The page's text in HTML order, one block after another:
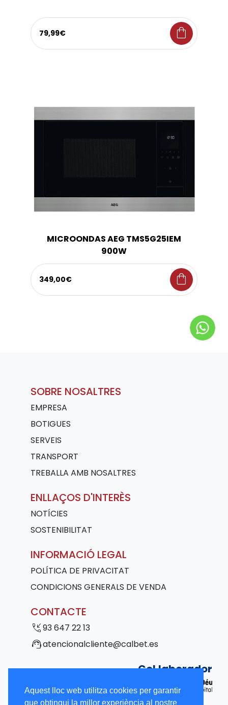
Aquest lloc web utilitza cookies per garantir
que obtingui la millor experiència al nostre
79,99€ shopping_bag
MICROONDAS AEG TMS5G25IEM
900W
349,00€ shopping_bag
SOBRE NOSALTRES
EMPRESA
BOTIGUES
SERVEIS
TRANSPORT
TREBALLA AMB NOSALTRES
ENLLAÇOS D'INTERÈS
NOTÍCIES
SOSTENIBILITAT
INFORMACIÓ LEGAL
POLÍTICA DE PRIVACITAT
CONDICIONS GENERALS DE VENDA
CONTACTE
phone_callback93 647 22 13
support_agentatencionalcliente@calbet.es
Col·laborador